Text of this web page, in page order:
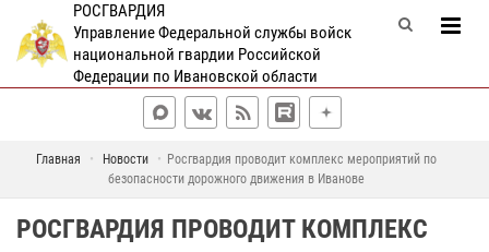
РОСГВАРДИЯ
Управление Федеральной службы войск
национальной гвардии Российской
Федерации по Ивановской области
Главная Новости
Росгвардия проводит комплекс мероприятий по
безопасности дорожного движения в Иванове
РОСГВАРДИЯ ПРОВОДИТ КОМПЛЕКС